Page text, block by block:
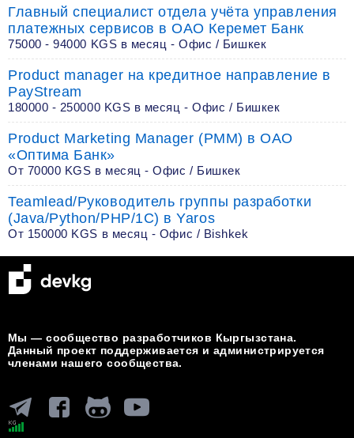
Главный специалист отдела учёта управления
платежных сервисов в ОАО Керемет Банк
75000 - 94000 KGS в месяц - Офис / Бишкек
Product manager на кредитное направление в
PayStream
180000 - 250000 KGS в месяц - Офис / Бишкек
Product Marketing Manager (PMM) в ОАО
«Оптима Банк»
От 70000 KGS в месяц - Офис / Бишкек
Teamlead/Руководитель группы разработки
(Java/Python/PHP/1C) в Yaros
От 150000 KGS в месяц - Офис / Bishkek
Мы — сообщество разработчиков Кыргызстана.
Данный проект поддерживается и администрируется
членами нашего сообщества.